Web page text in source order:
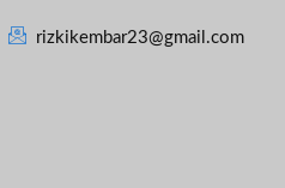
rizkikembar23@gmail.com